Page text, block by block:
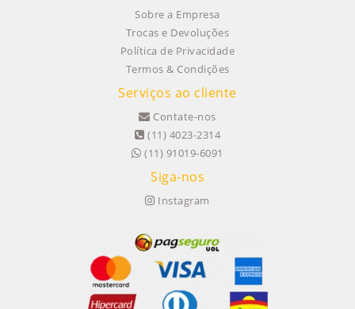
Sobre a Empresa
Trocas e Devoluções
Política de Privacidade
Termos & Condições
Serviços ao cliente
Contate-nos
(11) 4023-2314
(11) 91019-6091
Siga-nos
Instagram